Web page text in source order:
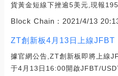
貨黃金短線下挫逾5美元,現報
Block Chain： 2021/4/13
ZT創新板4月13日上線JFBT
據官網公告,ZT創新板即將上線
于4月13日16:00開啟JFBT/